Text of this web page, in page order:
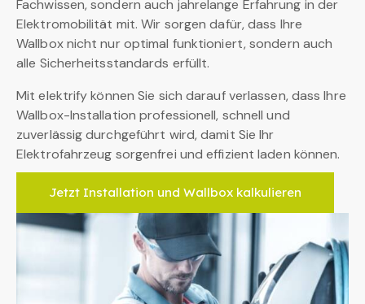
Fachwissen, sondern auch jahrelange Erfahrung in der
Elektromobilität mit. Wir sorgen dafür, dass Ihre
Wallbox nicht nur optimal funktioniert, sondern auch
alle Sicherheitsstandards erfüllt.
Mit elektrify können Sie sich darauf verlassen, dass Ihre
Wallbox-Installation professionell, schnell und
zuverlässig durchgeführt wird, damit Sie Ihr
Elektrofahrzeug sorgenfrei und effizient laden können.
Jetzt Installation und Wallbox kalkulieren